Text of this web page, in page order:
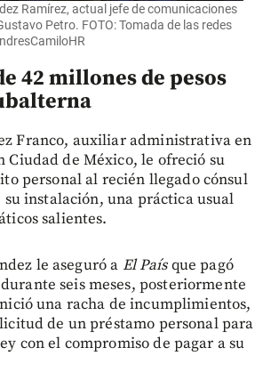
Ramírez, actual jefe de comunicaciones
Petro. FOTO: Tomada de las redes
42 millones de pesos
Franco, auxiliar administrativa en
Ciudad de México, le ofreció su
personal al recién llegado cónsul
instalación, una práctica usual
salientes.
le aseguró a El Paísque pagó
seis meses, posteriormente
una racha de incumplimientos,
de un préstamo personal para
con el compromiso de pagar a su